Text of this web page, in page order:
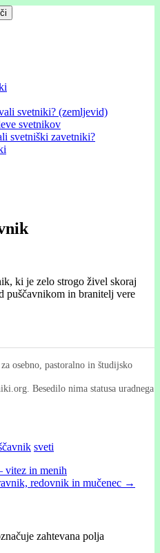
svetniki? (zemljevid)
svetnikov
svetniški zavetniki?
ki je zelo strogo živel skoraj
puščavnikom in branitelj vere
osebno, pastoralno in študijsko
Besedilo nima statusa uradnega
sveti
vitez in menih
redovnik in mučenec →
zahtevana polja